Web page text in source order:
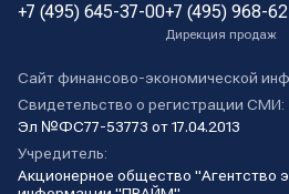
+7 (495) 645-37-00+7 (495) 968-
Дирекция продаж
Сайт финансово-экономической
Свидетельство о регистрации СМИ:
Эл №ФС77-53773 от 17.04.2013
Учредитель:
Акционерное общество "Агентство